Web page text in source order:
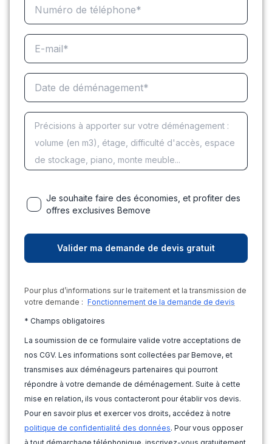
Je souhaite faire des économies, et profiter des
offres exclusives Bemove
Pour plus d’informations sur le traitement et la transmission de
votre demande : Fonctionnement de la demande de devis
* Champs obligatoires
La soumission de ce formulaire valide votre acceptations de
nos CGV. Les informations sont collectées par Bemove, et
transmises aux déménageurs partenaires qui pourront
répondre à votre demande de déménagement. Suite à cette
mise en relation, ils vous contacteront pour établir vos devis.
Pour en savoir plus et exercer vos droits, accédez à notre
politique de confidentialité des données. Pour vous opposer